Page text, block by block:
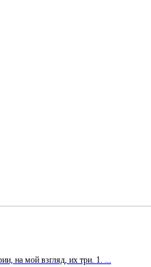
на мой взгляд, их три. 1. ...